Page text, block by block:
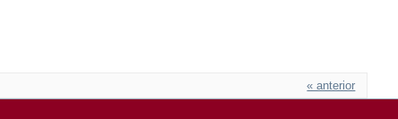
« anterior